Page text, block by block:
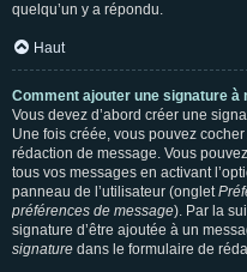
quelqu’un y a répondu.
Haut
Comment ajouter une signature à
Vous devez d’abord créer une
Une fois créée, vous pouvez cocher
rédaction de message. Vous
tous vos messages en activant
panneau de l’utilisateur (onglet
préférences de message). Par la
signature d’être ajoutée à un
signature dans le formulaire de